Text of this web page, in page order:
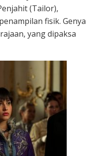
(Tailor),
fisik. Genya
yang dipaksa